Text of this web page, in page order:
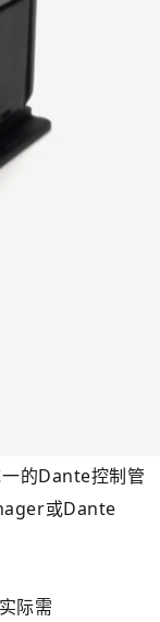
的Dante控制管
或Dante
际需